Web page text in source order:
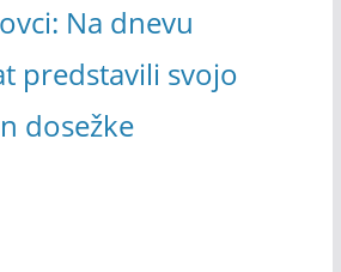
Na dnevu
predstavili svojo
dosežke